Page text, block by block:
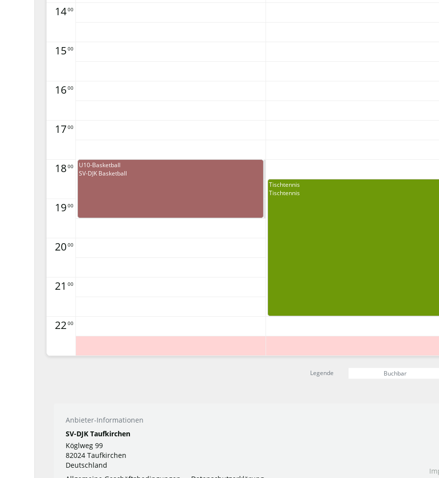
1400
15 00
16 00
17 00
18 00
19 00
20 00
21 00
22 00
U10-Basketball
SV-DJK Basketball
Tischtennis
Tischtennis
Legende Buchbar
Anbieter-Informationen
SV-DJK Taufkirchen
Köglweg 99
82024 Taufkirchen
Deutschland